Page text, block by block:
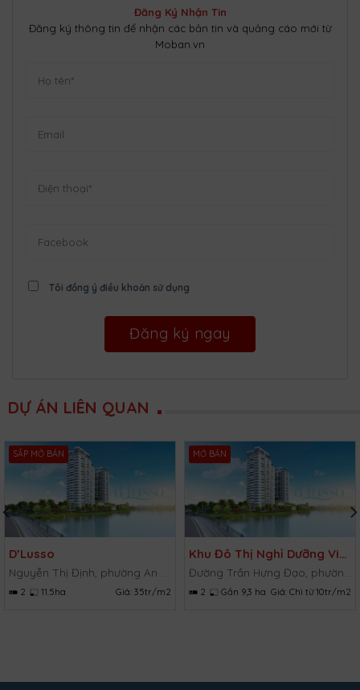
Đăng Ký Nhận Tin
Đăng ký thông tin để nhận các bản tin và quảng cáo mới từ
Moban.vn
Tôi đồng ý điều khoản sử dụng
DỰ ÁN LIÊN QUAN
SẮP MỞ BÁN
D’Lusso
2 11.5ha Giá: 35tr/m2
MỞ BÁN
Khu Đô Thị Nghỉ Dưỡng Vietpearl City
2 Gần 9,3 ha Giá: Chì từ 10tr/m2